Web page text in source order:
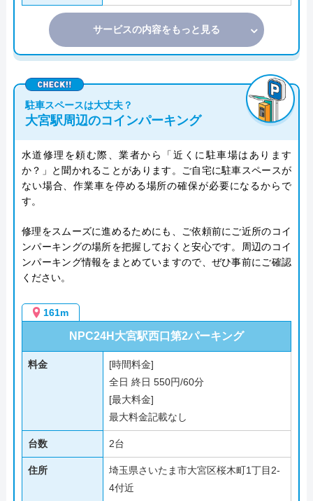
サービスの内容をもっと見る
駐車スペースは大丈夫？
大宮駅周辺のコインパーキング
水道修理を頼む際、業者から「近くに駐車場はあります
か？」と聞かれることがあります。ご自宅に駐車スペースが
ない場合、作業車を停める場所の確保が必要になるからで
す。
修理をスムーズに進めるためにも、ご依頼前にご近所のコイ
ンパーキングの場所を把握しておくと安心です。周辺のコイ
ンパーキング情報をまとめていますので、ぜひ事前にご確認
ください。
161m
NPC24H大宮駅西口第2パーキング
料金
[時間料金]
全日 終日 550円/60分
[最大料金]
最大料金記載なし
台数 2台
住所
埼玉県さいたま市大宮区桜木町1丁目2-
4付近